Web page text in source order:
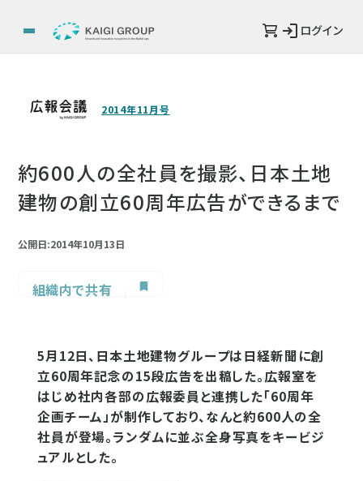
ログイン
2014年11月号
約600人の全社員を撮影、日本土地
建物の創立60周年広告ができるまで
公開日:2014年10月13日
組織内で共有
5月12日、日本土地建物グループは日経新聞に創
立60周年記念の15段広告を出稿した。広報室を
はじめ社内各部の広報委員と連携した「60周年
企画チーム」が制作しており、なんと約600人の全
社員が登場。ランダムに並ぶ全身写真をキービジ
ュアルとした。